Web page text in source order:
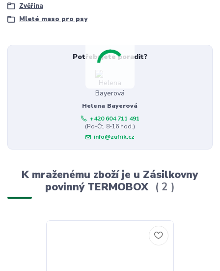
Zvěřina
Mleté maso pro psy
Potřebujete poradit?
Helena Bayerová
+420 604 711 491
(Po-Čt, 8-16 hod.)
info@zufrik.cz
K mraženému zboží je u Zásilkovny
povinný TERMOBOX
2